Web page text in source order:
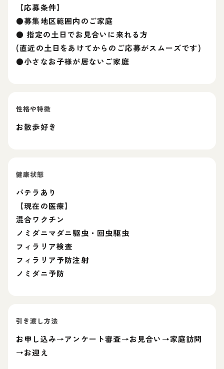
【応募条件】
●募集地区範囲内のご家庭
● 指定の土日でお見合いに来れる方
(直近の土日をあけてからのご応募がスムーズです)
●小さなお子様が居ないご家庭
性格や特徴
お散歩好き
健康状態
パテラあり
【現在の医療】
混合ワクチン
ノミダニマダニ駆虫・回虫駆虫
フィラリア検査
フィラリア予防注射
ノミダニ予防
引き渡し方法
お申し込み→アンケート審査→お見合い→家庭訪問
→お迎え